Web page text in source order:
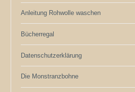
Anleitung Rohwolle waschen
Bücherregal
Datenschutzerklärung
Die Monstranzbohne